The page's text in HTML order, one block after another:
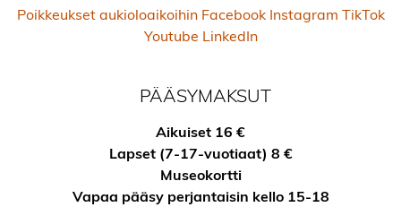
Poikkeukset aukioloaikoihin Facebook Instagram TikTok
Youtube LinkedIn
PÄÄSYMAKSUT
Aikuiset 16 €
Lapset (7-17-vuotiaat) 8 €
Museokortti
Vapaa pääsy perjantaisin kello 15-18